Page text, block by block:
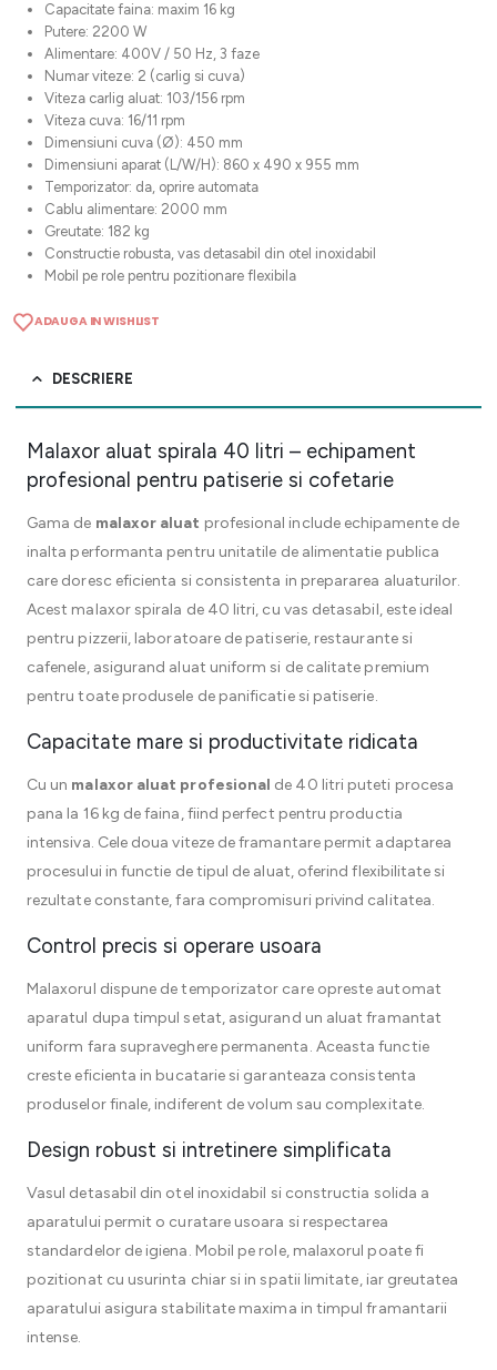
Capacitate faina: maxim 16 kg
Putere: 2200 W
Alimentare: 400V / 50 Hz, 3 faze
Numar viteze: 2 (carlig si cuva)
Viteza carlig aluat: 103/156 rpm
Viteza cuva: 16/11 rpm
Dimensiuni cuva (Ø): 450 mm
Dimensiuni aparat (L/W/H): 860 x 490 x 955 mm
Temporizator: da, oprire automata
Cablu alimentare: 2000 mm
Greutate: 182 kg
Constructie robusta, vas detasabil din otel inoxidabil
Mobil pe role pentru pozitionare flexibila
ADAUGA IN WISHLIST
DESCRIERE
Malaxor aluat spirala 40 litri – echipament
profesional pentru patiserie si cofetarie
Gama de malaxor aluat profesional include echipamente de
inalta performanta pentru unitatile de alimentatie publica
care doresc eficienta si consistenta in prepararea aluaturilor.
Acest malaxor spirala de 40 litri, cu vas detasabil, este ideal
pentru pizzerii, laboratoare de patiserie, restaurante si
cafenele, asigurand aluat uniform si de calitate premium
pentru toate produsele de panificatie si patiserie.
Capacitate mare si productivitate ridicata
Cu un malaxor aluat profesional de 40 litri puteti procesa
pana la 16 kg de faina, fiind perfect pentru productia
intensiva. Cele doua viteze de framantare permit adaptarea
procesului in functie de tipul de aluat, oferind flexibilitate si
rezultate constante, fara compromisuri privind calitatea.
Control precis si operare usoara
Malaxorul dispune de temporizator care opreste automat
aparatul dupa timpul setat, asigurand un aluat framantat
uniform fara supraveghere permanenta. Aceasta functie
creste eficienta in bucatarie si garanteaza consistenta
produselor finale, indiferent de volum sau complexitate.
Design robust si intretinere simplificata
Vasul detasabil din otel inoxidabil si constructia solida a
aparatului permit o curatare usoara si respectarea
standardelor de igiena. Mobil pe role, malaxorul poate fi
pozitionat cu usurinta chiar si in spatii limitate, iar greutatea
aparatului asigura stabilitate maxima in timpul framantarii
intense.